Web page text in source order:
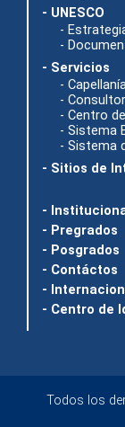
- UNESCO
-
-
- Servicios
-
-
- Centro
- Sistema
- Sistema
- Sitios de
-
- Pregrados
- Posgrados
- Contáctos
-
- Centro de
Todos los